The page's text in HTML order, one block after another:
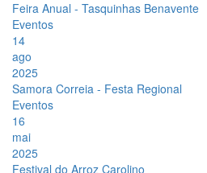
Feira Anual - Tasquinhas Benavente
Eventos
14
ago
2025
Samora Correia - Festa Regional
Eventos
16
mai
2025
Festival do Arroz Carolino